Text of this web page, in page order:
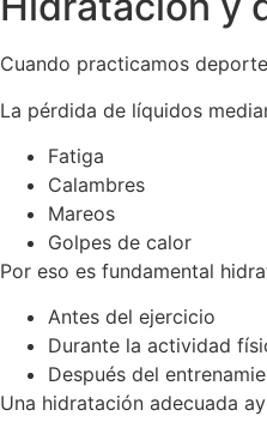
Cuando practicamos
La pérdida de líquidos
Fatiga
Calambres
Mareos
Golpes de calor
Por eso es fundamental
Antes del ejercicio
Durante la actividad
Después del
Una hidratación adecuada